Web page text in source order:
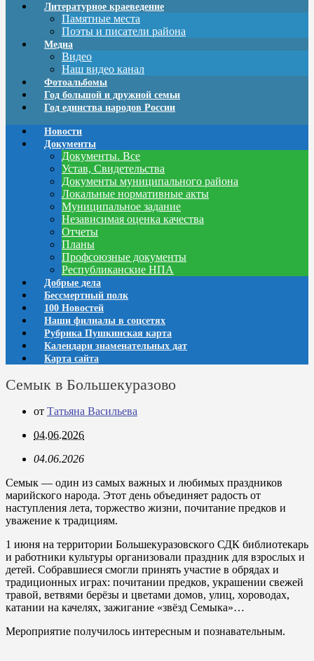
Литературное краеведение
Памятные места
Поэты и писатели района
Медиа
Видео
Наш видео канал
Фотоальбомы
Год большой и дружной семьи
Год единства народов России
Новости
Документы
Документы. Все
Устав, Свидетельства
Документы муниципального района
Локальные нормативные акты
Муниципальное задание
Независимая оценка качества
Отчеты
Планы
Профсоюзные документы
Республиканские НПА
Добрые дела
Бессмертный полк
100 Новостей
Наши филиалы в соцсетях
Рубрика Пушкинская карта
Календари знаменательных дат
Карта сайта
Семык в Большекуразово
от Татьяна Васильева
04.06.2026
04.06.2026
Семык — один из самых важных и любимых праздников
марийского народа. Этот день объединяет радость от
наступления лета, торжество жизни, почитание предков и
уважение к традициям.
1 июня на территории Большекуразовского СДК библиотекарь
и работники культуры организовали праздник для взрослых и
детей. Собравшиеся смогли принять участие в обрядах и
традиционных играх: почитании предков, украшении свежей
травой, ветвями берёзы и цветами домов, улиц, хороводах,
катании на качелях, зажигание «звёзд Семыка»…
Мероприятие получилось интересным и познавательным.